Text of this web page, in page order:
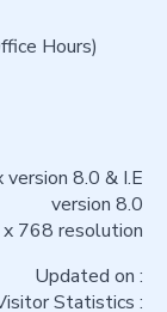
Hours)
8.0 & I.E
version 8.0
768 resolution
Updated on :
Statistics :